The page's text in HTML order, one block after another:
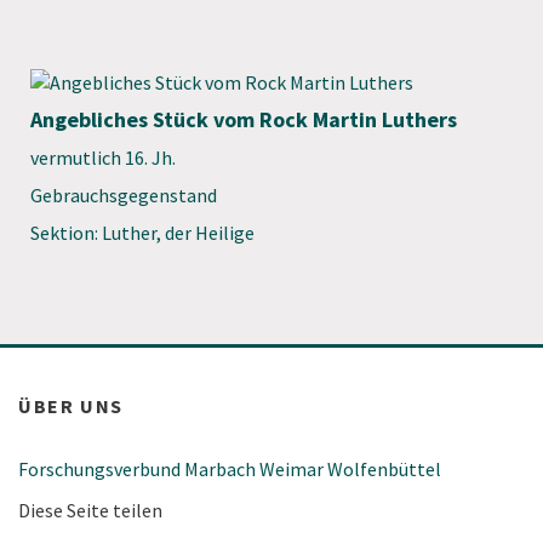
Angebliches Stück vom Rock Martin Luthers
vermutlich 16. Jh.
Gebrauchsgegenstand
Sektion: Luther, der Heilige
ÜBER UNS
Forschungsverbund Marbach Weimar Wolfenbüttel
Diese Seite teilen